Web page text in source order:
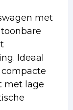
met
Ideaal
met lage